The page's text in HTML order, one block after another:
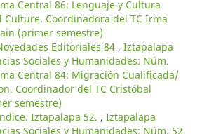
Central 86: Lenguaje y Cultura
Culture. Coordinadora del TC Irma
(primer semestre)
Editoriales 84 , Iztapalapa
Sociales y Humanidades: Núm.
Central 84: Migración Cualificada/
Coordinador del TC Cristóbal
semestre)
Iztapalapa 52. , Iztapalapa
Sociales y Humanidades: Núm. 52